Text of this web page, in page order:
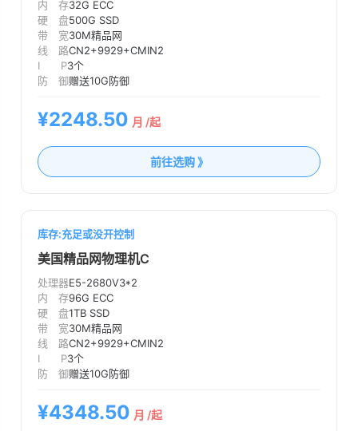
内 存32G ECC
硬 盘500G SSD
带 宽30M精品网
线 路CN2+9929+CMIN2
I P3个
防 御赠送10G防御
¥2248.50 月 /起
前往选购 》
库存:充足或没开控制
美国精品网物理机C
处理器E5-2680V3*2
内 存96G ECC
硬 盘1TB SSD
带 宽30M精品网
线 路CN2+9929+CMIN2
I P3个
防 御赠送10G防御
¥4348.50 月 /起